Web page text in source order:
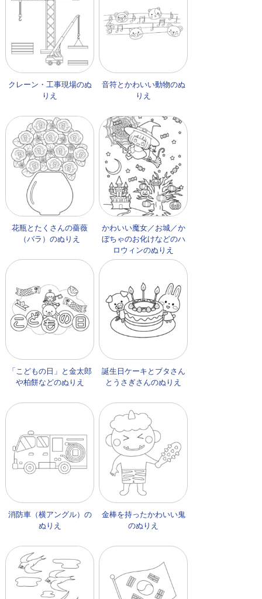
クレーン・工事現場のぬ
りえ
音符とかわいい動物のぬ
りえ
花瓶とたくさんの薔薇
（バラ）のぬりえ
かわいい魔女／お城／か
ぼちゃのお化けなどのハ
ロウィンのぬりえ
「こどもの日」と金太郎
や柏餅などのぬりえ
誕生日ケーキとブタさん
とうさぎさんのぬりえ
消防車（横アングル）の
ぬりえ
金棒を持ったかわいい鬼
のぬりえ